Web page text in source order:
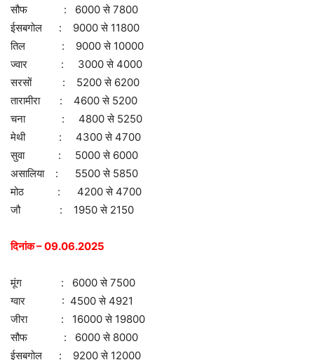
सौफ : 6000 से 7800
ईसबगोल : 9000 से 11800
तिल : 9000 से 10000
ज्वार : 3000 से 4000
सरसों : 5200 से 6200
तारामीरा : 4600 से 5200
चना : 4800 से 5250
मेथी : 4300 से 4700
सुवा : 5000 से 6000
असालिया : 5500 से 5850
मोठ : 4200 से 4700
जौ : 1950 से 2150
दिनांक – 09.06.2025
मूंग : 6000 से 7500
ग्वार : 4500 से 4921
जीरा : 16000 से 19800
सौफ : 6000 से 8000
ईसबगोल : 9200 से 12000